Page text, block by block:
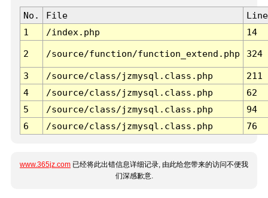
No. File
Line
1
/index.php 14
2 /source/function/function_extend.php 324
3 /source/class/jzmysql.class.php
211
4
/source/class/jzmysql.class.php
62
5
/source/class/jzmysql.class.php
94
6
/source/class/jzmysql.class.php 76
www.365jz.com 已经将此出错信息详细记录, 由此给您带来的访问不便我
们深感歉意.